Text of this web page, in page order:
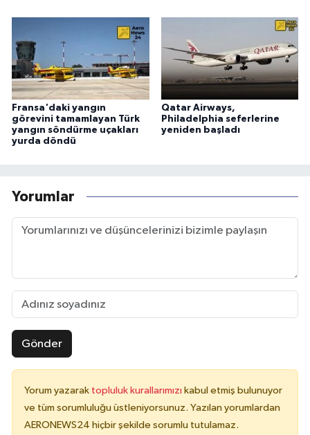
Fransa'daki yangın
görevini tamamlayan Türk
yangın söndürme uçakları
yurda döndü
Qatar Airways,
Philadelphia seferlerine
yeniden başladı
Yorumlar
Gönder
Yorum yazarak topluluk kurallarımızı kabul etmiş bulunuyor
ve tüm sorumluluğu üstleniyorsunuz. Yazılan yorumlardan
AERONEWS24 hiçbir şekilde sorumlu tutulamaz.